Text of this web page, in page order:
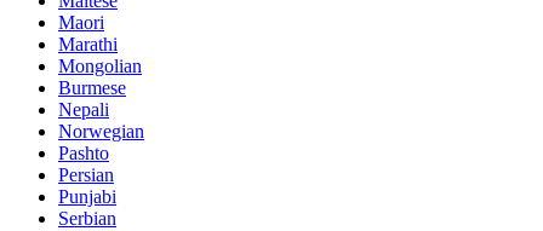
Maori
Marathi
Mongolian
Burmese
Nepali
Norwegian
Pashto
Persian
Punjabi
Serbian